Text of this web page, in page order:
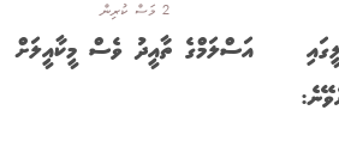
2 މަސް ކުރިން
އަސްލަމްގެ ތާއީދު ވެސް މީކާއީލަށް